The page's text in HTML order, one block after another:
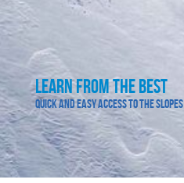
Learn from the best
Quick and easy access to the slopes